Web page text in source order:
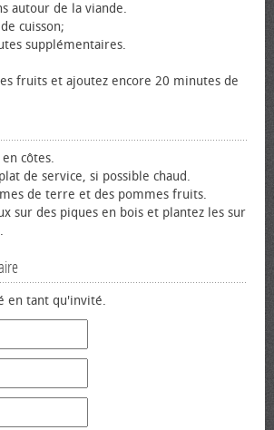
autour de la viande.
cuisson;
supplémentaires.
fruits et ajoutez encore 20 minutes de
côtes.
de service, si possible chaud.
de terre et des pommes fruits.
sur des piques en bois et plantez les sur
en tant qu'invité.